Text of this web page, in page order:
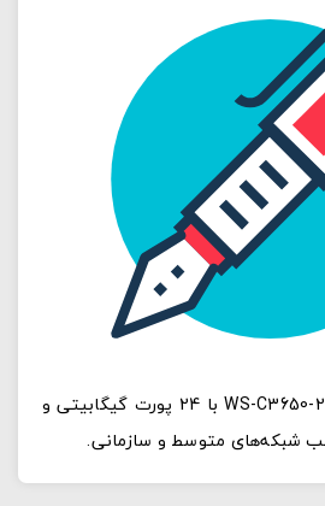
سوئیچ سیسکو WS-C3650-24TD-L با 24 پورت گیگابیتی و